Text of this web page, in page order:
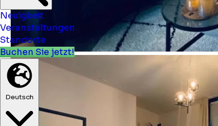
Neuigkeit
Veranstaltungen
Standorte
Buchen Sie jetzt!
Deutsch